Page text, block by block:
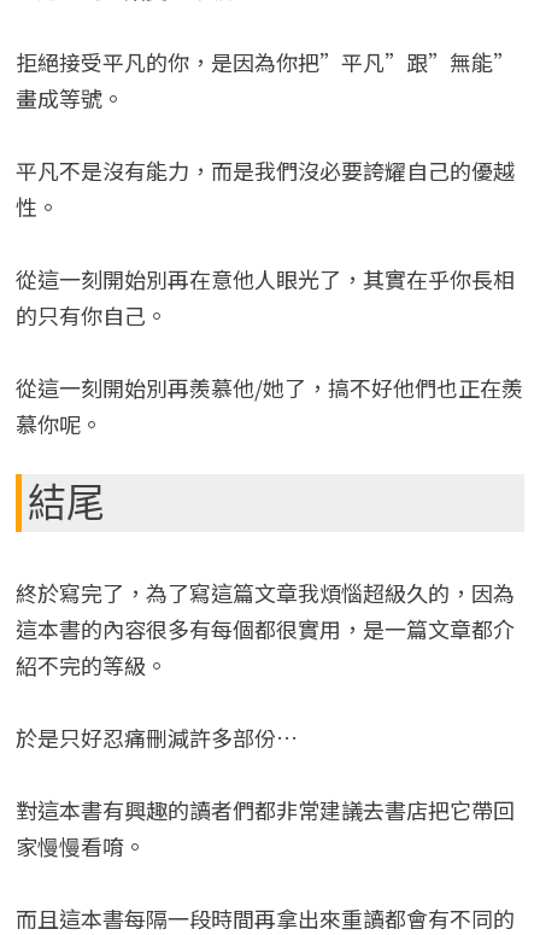
拒絕接受平凡的你，是因為你把”平凡”跟”無能”
畫成等號。
平凡不是沒有能力，而是我們沒必要誇耀自己的優越
性。
從這一刻開始別再在意他人眼光了，其實在乎你長相
的只有你自己。
從這一刻開始別再羨慕他/她了，搞不好他們也正在羨
慕你呢。
結尾
終於寫完了，為了寫這篇文章我煩惱超級久的，因為
這本書的內容很多有每個都很實用，是一篇文章都介
紹不完的等級。
於是只好忍痛刪減許多部份…
對這本書有興趣的讀者們都非常建議去書店把它帶回
家慢慢看唷。
而且這本書每隔一段時間再拿出來重讀都會有不同的